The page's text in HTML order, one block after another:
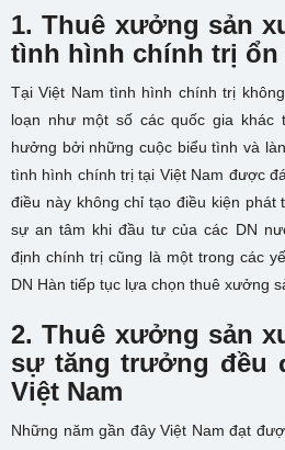
1. Thuê xưởng sản
tình hình chính trị ổn
Tại Việt Nam tình hình chính trị
loạn như một số các quốc gia khác
hưởng bởi những cuộc biểu tình và
tình hình chính trị tại Việt Nam được
điều này không chỉ tạo điều kiện phát
sự an tâm khi đầu tư của các DN
định chính trị cũng là một trong các
DN Hàn tiếp tục lựa chọn thuê xưởng
2. Thuê xưởng sản
sự tăng trưởng đều
Việt Nam
Những năm gần đây Việt Nam đạt